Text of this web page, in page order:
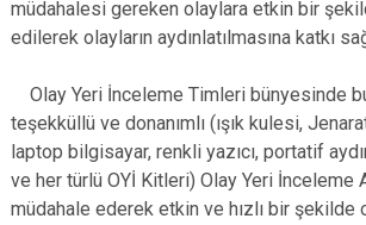
müdahalesi gereken olaylara etkin bir
edilerek olayların aydınlatılmasına katkı
Olay Yeri İnceleme Timleri bünyesinde
teşekküllü ve donanımlı (ışık kulesi,
laptop bilgisayar, renkli yazıcı, portatif
ve her türlü OYİ Kitleri) Olay Yeri İnceleme
müdahale ederek etkin ve hızlı bir şekilde